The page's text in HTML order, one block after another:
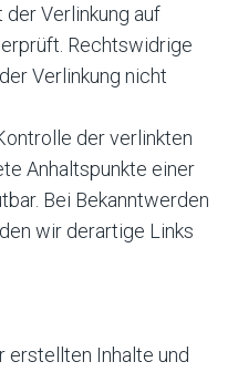
Verlinkung auf
Rechtswidrige
Verlinkung nicht
der verlinkten
Anhaltspunkte einer
Bei Bekanntwerden
wir derartige Links
erstellten Inhalte und